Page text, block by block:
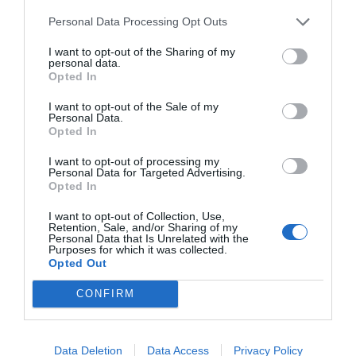
Personal Data Processing Opt Outs
I want to opt-out of the Sharing of my
personal data.
Opted In
I want to opt-out of the Sale of my
Personal Data.
Opted In
I want to opt-out of processing my
Personal Data for Targeted Advertising.
Opted In
I want to opt-out of Collection, Use,
Retention, Sale, and/or Sharing of my
Personal Data that Is Unrelated with the
Purposes for which it was collected.
Opted Out
CONFIRM
Data Deletion Data Access Privacy Policy
por delante”.
"Un buen líder debe ser
capaz de inspirar y sacar lo
mejor de cada miembro de
su equipo, compartiendo
una visión común y
fomentando el compromiso"
En los equipos de ventas, como en el fútbol y
otros muchos ámbitos, el papel del líder es crucial.
Un buen líder debe ser capaz de inspirar y sacar lo